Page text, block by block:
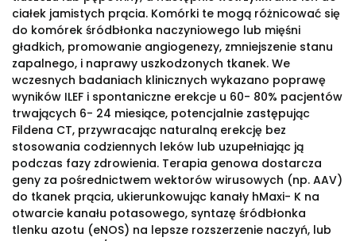
ciałek jamistych prącia. Komórki te mogą różnicować się
do komórek śródbłonka naczyniowego lub mięśni
gładkich, promowanie angiogenezy, zmniejszenie stanu
zapalnego, i naprawy uszkodzonych tkanek. We
wczesnych badaniach klinicznych wykazano poprawę
wyników ILEF i spontaniczne erekcje u 60- 80% pacjentów
trwających 6- 24 miesiące, potencjalnie zastępując
Fildena CT, przywracając naturalną erekcję bez
stosowania codziennych leków lub uzupełniając ją
podczas fazy zdrowienia. Terapia genowa dostarcza
geny za pośrednictwem wektorów wirusowych (np. AAV)
do tkanek prącia, ukierunkowując kanały hMaxi- K na
otwarcie kanału potasowego, syntazę śródbłonka
tlenku azotu (eNOS) na lepsze rozszerzenie naczyń, lub